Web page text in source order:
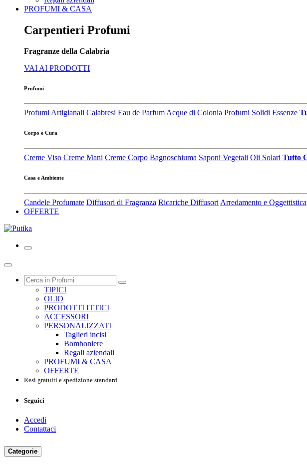
PROFUMI & CASA
Carpentieri Profumi
Fragranze della Calabria
VAI AI PRODOTTI
Profumi
Profumi Artigianali Calabresi Eau de ParfumAcque di Colonia Profumi Solidi Essenze
Corpo e Cura
Creme Viso Creme Mani Creme Corpo Bagnoschiuma Saponi Vegetali Oli Solari Tutto
Casa e Ambiente
Candele Profumate Diffusori di Fragranza Ricariche Diffusori Arredamento e Oggettistica
OFFERTE
TIPICI
OLIO
PRODOTTI ITTICI
ACCESSORI
PERSONALIZZATI
Taglieri incisi
Bomboniere
Regali aziendali
PROFUMI & CASA
OFFERTE
Resi gratuiti e spedizione standard
Seguici
Accedi
Contattaci
Categorie